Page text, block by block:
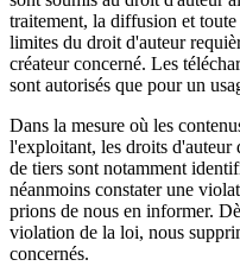
traitement, la diffusion et
limites du droit d'auteur
créateur concerné. Les
sont autorisés que pour un
Dans la mesure où les
l'exploitant, les droits d'auteur
de tiers sont notamment
néanmoins constater une
prions de nous en informer.
violation de la loi, nous
concernés.